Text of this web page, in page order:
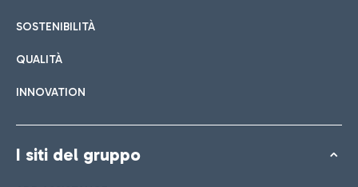
SOSTENIBILITÀ
QUALITÀ
INNOVATION
I siti del gruppo